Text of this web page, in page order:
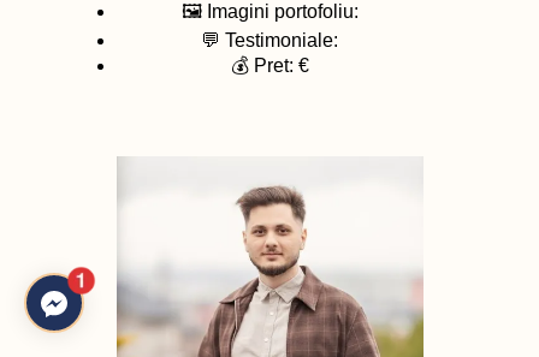
🖼️ Imagini portofoliu:
💬 Testimoniale:
💰 Pret: €